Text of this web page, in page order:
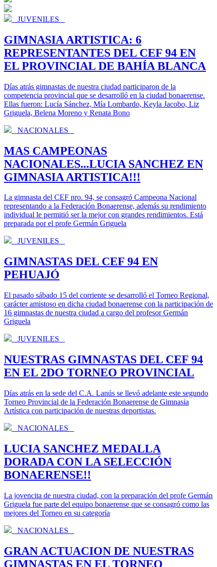
JUVENILES
GIMNASIA ARTISTICA: 6
REPRESENTANTES DEL CEF 94 EN
EL PROVINCIAL DE BAHÍA BLANCA
Días atrás gimnastas de nuestra ciudad participaron de la
competencia provincial que se desarrolló en la ciudad bonaerense.
Ellas fueron: Lucía Sánchez, Mía Lombardo, Keyla Jacobo, Liz
Griguela, Belena Moreno y Renata Bono
NACIONALES
MAS CAMPEONAS
NACIONALES...LUCIA SANCHEZ EN
GIMNASIA ARTISTICA!!!
La gimnasta del CEF nro. 94, se consagró Campeona Nacional
representando a la Federación Bonaerense, además su rendimiento
individual le permitió ser la mejor con grandes rendimientos. Está
preparada por el profe Germán Griguela
JUVENILES
GIMNASTAS DEL CEF 94 EN
PEHUAJÓ
El pasado sábado 15 del corriente se desarrolló el Torneo Regional,
carácter amistoso en dicha ciudad bonaerense con la participación de
16 gimnastas de nuestra ciudad a cargo del profesor Germán
Griguela
JUVENILES
NUESTRAS GIMNASTAS DEL CEF 94
EN EL 2DO TORNEO PROVINCIAL
Días atrás en la sede del C.A. Lanús se llevó adelante este segundo
Torneo Provincial de la Federación Bonaerense de Gimnasia
Artística con participación de nuestras deportistas.
NACIONALES
LUCIA SANCHEZ MEDALLA
DORADA CON LA SELECCIÓN
BONAERENSE!!
La jovencita de nuestra ciudad, con la preparación del profe Germán
Griguela fue parte del equipo bonaerense que se consagró como las
mejores del Torneo en su categoría
NACIONALES
GRAN ACTUACION DE NUESTRAS
GIMNASTAS EN EL TORNEO